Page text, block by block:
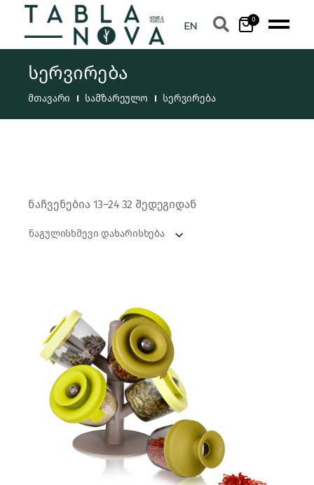
0
სერვირება
მთავარი სამზარეულო სერვირება
ნაჩვენებია 13–24 32 შედეგიდან
ნაგულისხმევი დახარისხება